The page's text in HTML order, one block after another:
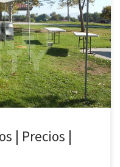
para Renta Tel: 818 207 8502
Carpa $75.00 Carpa para
Fernando Valley | Simi
| Precios |